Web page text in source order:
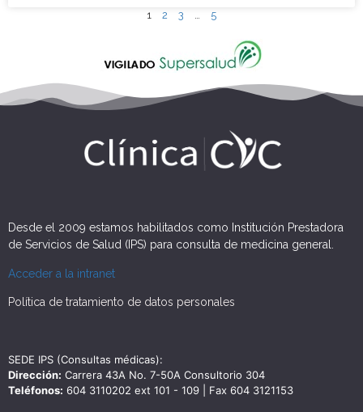
1 2 3 … 5
Desde el 2009 estamos habilitados como Institución Prestadora
de Servicios de Salud (IPS) para consulta de medicina general.
Acceder a la intranet
Política de tratamiento de datos personales
SEDE IPS (Consultas médicas):
Dirección: Carrera 43A No. 7-50A Consultorio 304
Teléfonos: 604 3110202 ext 101 - 109 | Fax 604 3121153